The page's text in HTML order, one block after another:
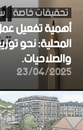
تحقيقات خاصة
أهمية تفعيل
المحلية: نحو
والصلاحيات.
23/04/2025